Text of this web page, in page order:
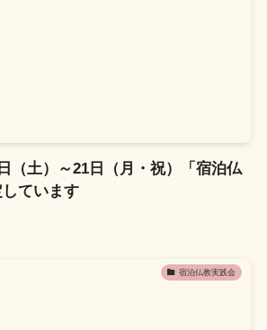
（土）～21日（月・祝）「宿泊仏
ています
宿泊仏教実践会